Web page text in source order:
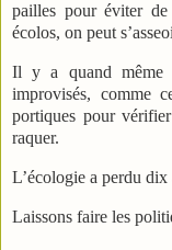
pailles pour éviter
écolos, on peut
Il y a quand même
improvisés, comme
portiques pour
raquer.
L’écologie a perdu dix
Laissons faire les